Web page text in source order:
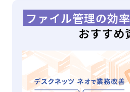
ファイル管理の効
おすすめ